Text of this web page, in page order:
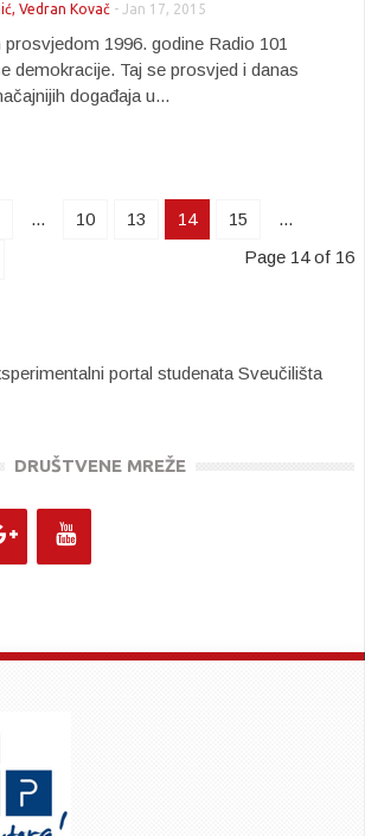
Vedran Kovač - Jan 17, 2015
1996. godine Radio 101
demokracije. Taj se prosvjed i danas
događaja u...
... 10 13 14 15
...
Page 14 of 16
portal studenata Sveučilišta
DRUŠTVENE MREŽE